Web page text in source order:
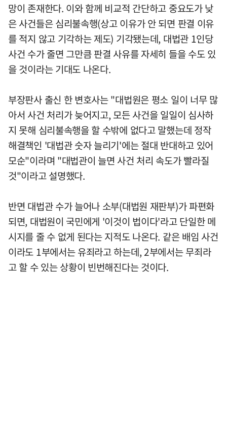
망이 존재한다. 이와 함께 비교적 간단하고 중요도가 낮
은 사건들은 심리불속행(상고 이유가 안 되면 판결 이유
를 적지 않고 기각하는 제도) 기각됐는데, 대법관 1인당
사건 수가 줄면 그만큼 판결 사유를 자세히 들을 수도 있
을 것이라는 기대도 나온다.
부장판사 출신 한 변호사는 "대법원은 평소 일이 너무 많
아서 사건 처리가 늦어지고, 모든 사건을 일일이 심사하
지 못해 심리불속행을 할 수밖에 없다고 말했는데 정작
해결책인 '대법관 숫자 늘리기'에는 절대 반대하고 있어
모순"이라며 "대법관이 늘면 사건 처리 속도가 빨라질
것"이라고 설명했다.
반면 대법관 수가 늘어나 소부(대법원 재판부)가 파편화
되면, 대법원이 국민에게 '이것이 법이다'라고 단일한 메
시지를 줄 수 없게 된다는 지적도 나온다. 같은 배임 사건
이라도 1부에서는 유죄라고 하는데, 2부에서는 무죄라
고 할 수 있는 상황이 빈번해진다는 것이다.